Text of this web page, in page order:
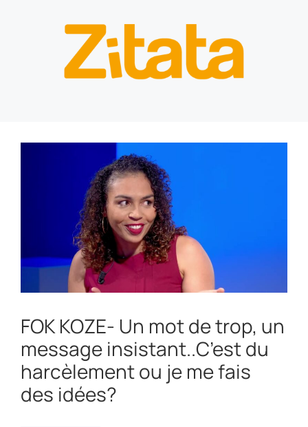
FOK KOZE- Un mot de trop, un
message insistant..C’est du
harcèlement ou je me fais
des idées?